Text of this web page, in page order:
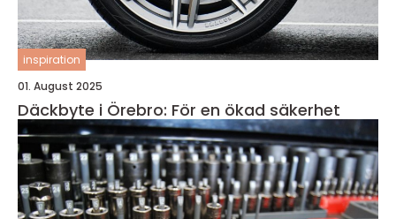
inspiration
01. August 2025
Däckbyte i Örebro: För en ökad säkerhet